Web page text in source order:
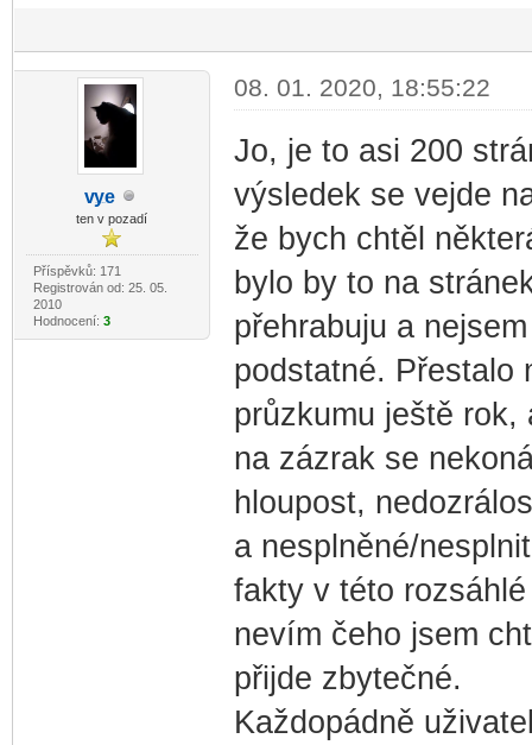
vye
ten v pozadí
Příspěvků: 171
Registrován od: 25. 05.
2010
Hodnocení: 3
08. 01. 2020, 18:55:22
Jo, je to asi 200
výsledek se vejde
že bych chtěl
bylo by to na
přehrabuju a
podstatné. Přestalo
průzkumu ještě
na zázrak se
hloupost,
a nesplněné/
fakty v této
nevím čeho jsem
přijde zbytečné.
Každopádně